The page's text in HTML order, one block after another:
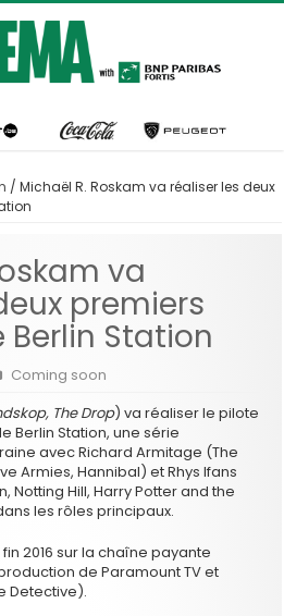
/ Michaël R. Roskam va réaliser les deux
va
premiers
Station
Coming soon
The Drop) va réaliser le pilote
Berlin Station, une série
avec Richard Armitage (The
Armies, Hannibal) et Rhys Ifans
Notting Hill, Harry Potter and the
les rôles principaux.
2016 sur la chaîne payante
de Paramount TV et
Detective).